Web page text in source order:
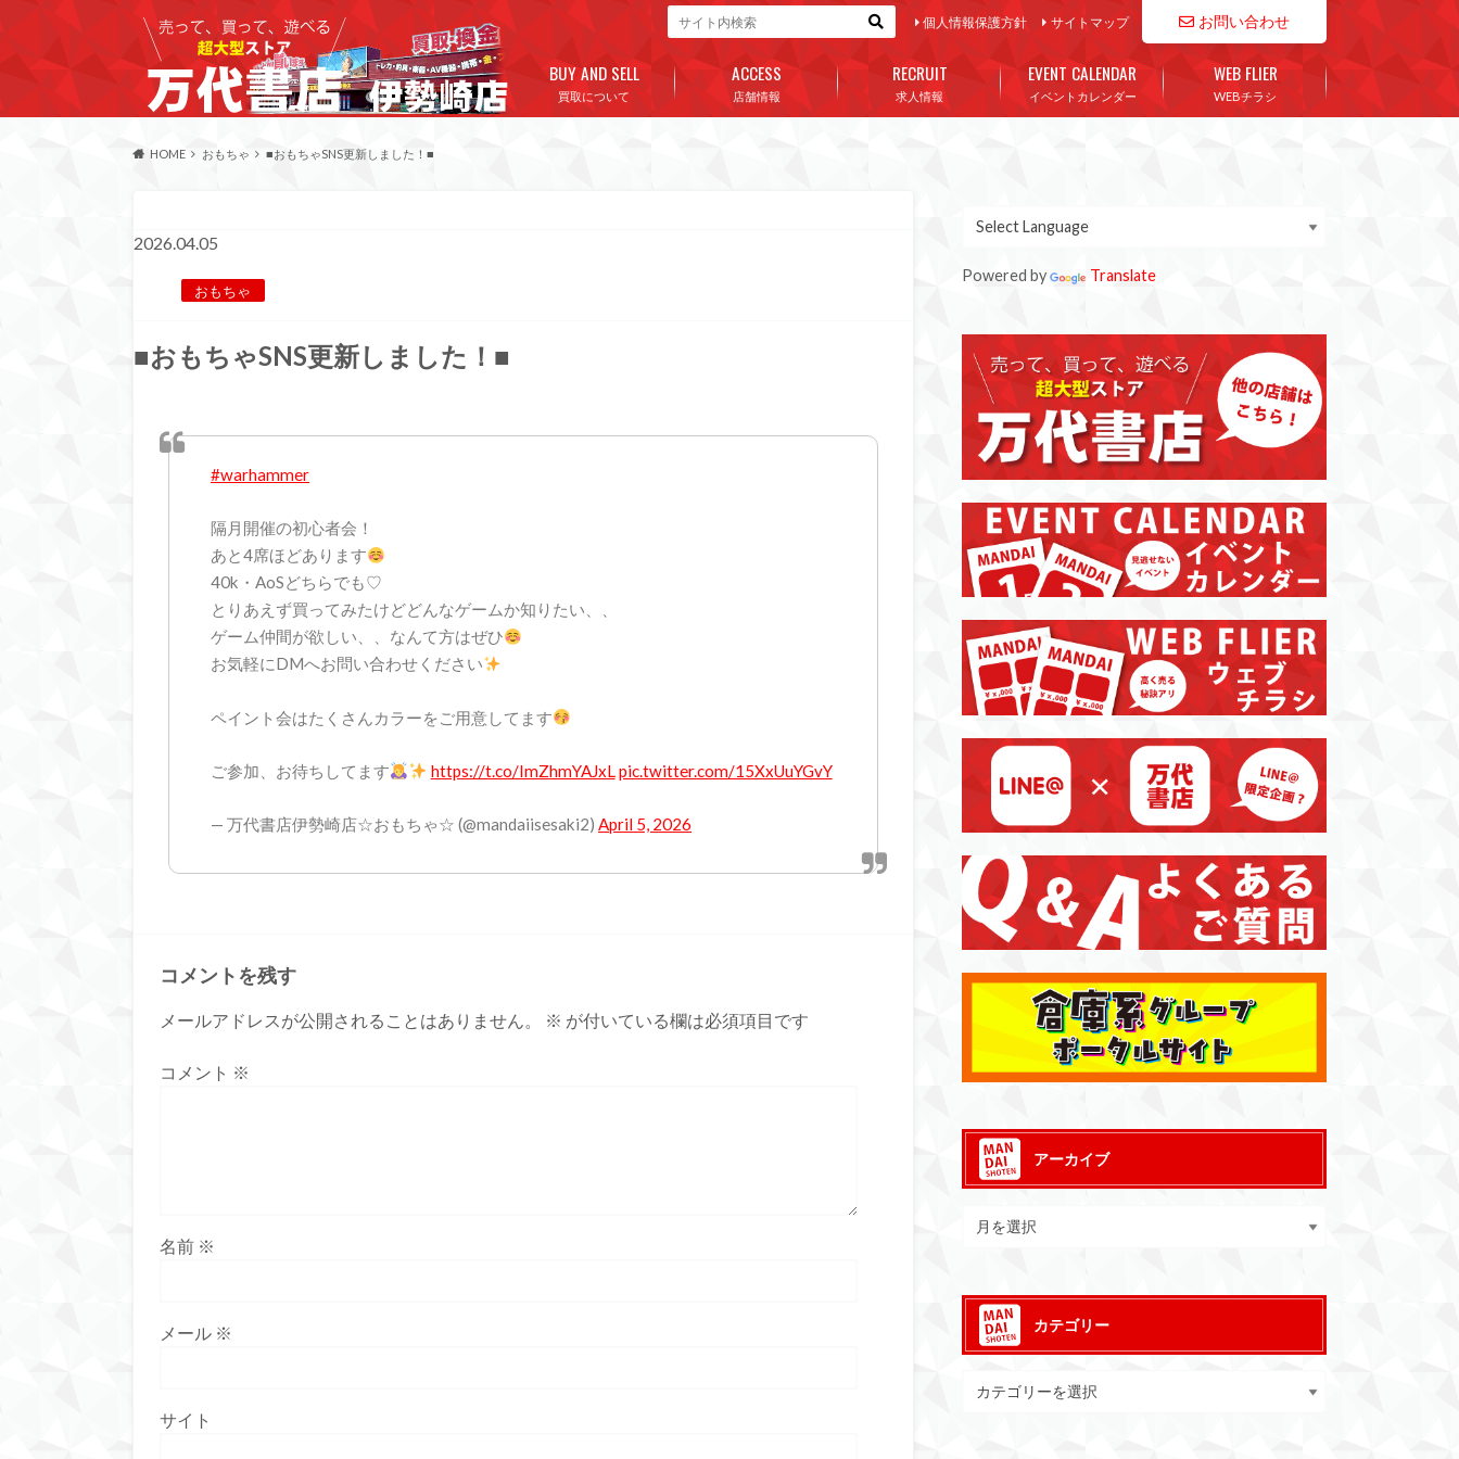
お問い合わせ
個人情報保護方針 サイトマップ
買取について
BUY AND SELL
店舗情報
ACCESS
求人情報
RECRUIT
イベントカレンダー
EVENT CALENDAR
WEBチラシ
WEB FLIER
HOME おもちゃ ■おもちゃSNS更新しました！■
2026.04.05
おもちゃ
■おもちゃSNS更新しました！■
#warhammer
隔月開催の初心者会！
あと4席ほどあります
40k・AoSどちらでも♡
とりあえず買ってみたけどどんなゲームか知りたい、、
ゲーム仲間が欲しい、、なんて方はぜひ
お気軽にDMへお問い合わせください
ペイント会はたくさんカラーをご用意してます
ご参加、お待ちしてます https://t.co/ImZhmYAJxLpic.twitter.com/15XxUuYGvY
— 万代書店伊勢崎店☆おもちゃ☆ (@mandaiisesaki2) April 5, 2026
コメントを残す
メールアドレスが公開されることはありません。 ※ が付いている欄は必須項目です
コメント ※
名前 ※
メール ※
サイト
Powered by Translate
アーカイブ
カテゴリー